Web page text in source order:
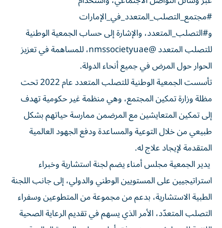
#مجتمع_التصلب_المتعدد_في_الإمارات
و#التصلب_المتعدد، والإشارة إلى حساب الجمعية الوطنية
للتصلب المتعدد @nmssocietyuae، للمساهمة في تعزيز
الحوار حول المرض في جميع أنحاء الدولة.
تأسست الجمعية الوطنية للتصلب المتعدد عام 2022 تحت
مظلة وزارة تمكين المجتمع، وهي منظمة غير حكومية تهدف
إلى تمكين المتعايشين مع المرضمن ممارسة حياتهم بشكل
طبيعي من خلال التوعية والمساعدة ودفع الجهود العالمية
المتقدمة لإيجاد علاج له.
يدير الجمعية مجلس أمناء يضم لجنة استشارية وخبراء
استراتيجيين على المستويين الوطني والدولي، إلى جانب اللجنة
الطبية الاستشارية، بدعم من مجموعة من المتطوعين وسفراء
التصلب المتعدّد، الأمر الذي يسهم في تقديم الرعاية الصحية